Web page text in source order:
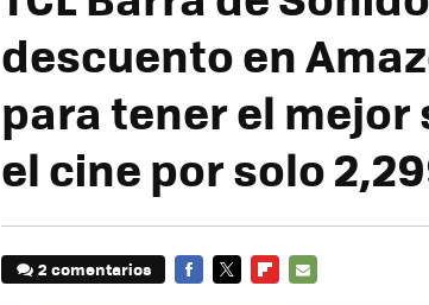
descuento en
para tener el mejor
el cine por solo
2 comentarios